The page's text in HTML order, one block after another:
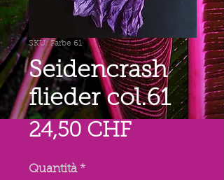
SKU: Farbe 61
Seidencrash
flieder col.61
24,50 CHFPrezzo
Quantità *